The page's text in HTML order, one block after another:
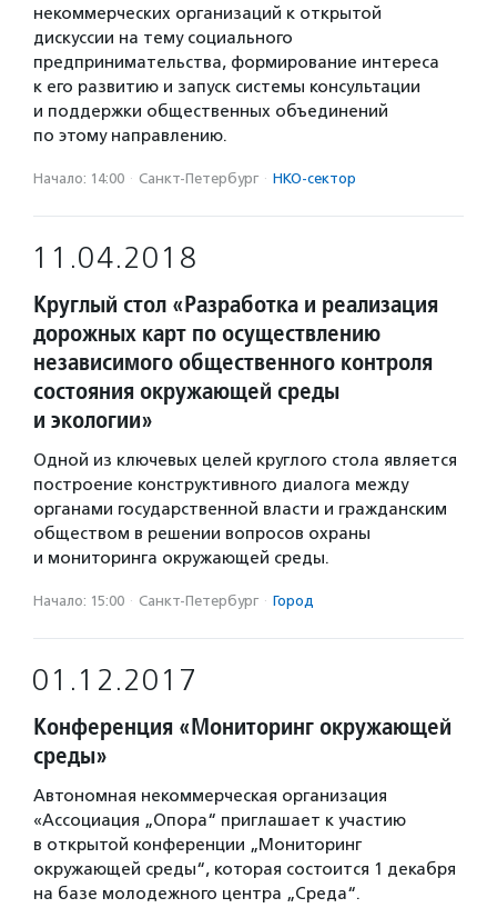
некоммерческих организаций к открытой
дискуссии на тему социального
предпринимательства, формирование интереса
к его развитию и запуск системы консультации
и поддержки общественных объединений
по этому направлению.
Начало: 14:00 · Санкт-Петербург · НКО-сектор
11.04.2018
Круглый стол «Разработка и реализация
дорожных карт по осуществлению
независимого общественного контроля
состояния окружающей среды
и экологии»
Одной из ключевых целей круглого стола является
построение конструктивного диалога между
органами государственной власти и гражданским
обществом в решении вопросов охраны
и мониторинга окружающей среды.
Начало: 15:00 · Санкт-Петербург · Город
01.12.2017
Конференция «Мониторинг окружающей
среды»
Автономная некоммерческая организация
«Ассоциация „Опора“ приглашает к участию
в открытой конференции „Мониторинг
окружающей среды“, которая состоится 1 декабря
на базе молодежного центра „Среда“.